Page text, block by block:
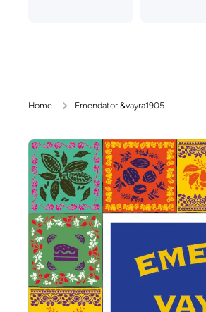
Home Emendatori&vayra1905